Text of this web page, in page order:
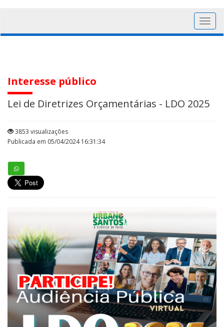
Interesse público
Lei de Diretrizes Orçamentárias - LDO 2025
3853 visualizações
Publicada em 05/04/2024 16:31:34